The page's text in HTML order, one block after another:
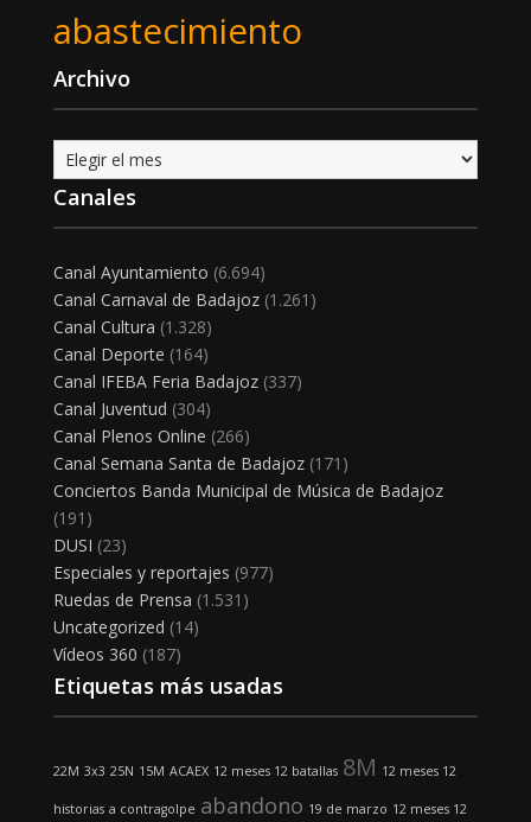
abastecimiento
Archivo
Archivo
Canales
Canal Ayuntamiento (6.694)
Canal Carnaval de Badajoz(1.261)
Canal Cultura (1.328)
Canal Deporte (164)
Canal IFEBA Feria Badajoz(337)
Canal Juventud (304)
Canal Plenos Online (266)
Canal Semana Santa de Badajoz(171)
Conciertos Banda Municipal de Música de Badajoz
(191)
DUSI (23)
Especiales y reportajes (977)
Ruedas de Prensa (1.531)
Uncategorized (14)
Vídeos 360 (187)
Etiquetas más usadas
22M 3x3 25N 15M ACAEX 12 meses 12 batallas 8M 12 meses 12
historias a contragolpe abandono 19 de marzo 12 meses 12